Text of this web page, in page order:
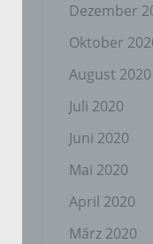
Dezember
Oktober
August 2020
Juli 2020
Juni 2020
Mai 2020
April 2020
März 2020